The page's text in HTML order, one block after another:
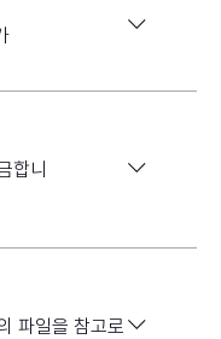
합니
파일을 참고로